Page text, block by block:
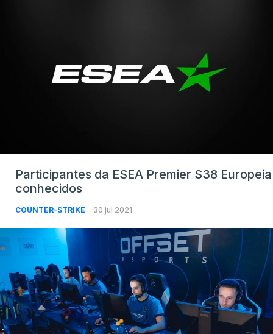
Participantes da ESEA Premier S38 Europeia
conhecidos
COUNTER-STRIKE 30 jul 2021